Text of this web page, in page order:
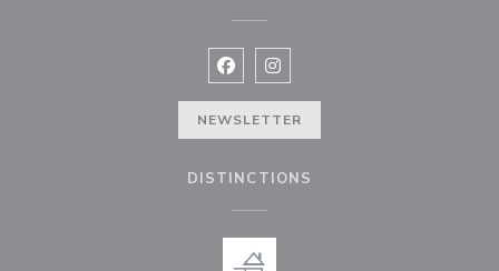
Facebook ((ouvre une nouvelle
Instagram ((ouvre une
NEWSLETTER
DISTINCTIONS